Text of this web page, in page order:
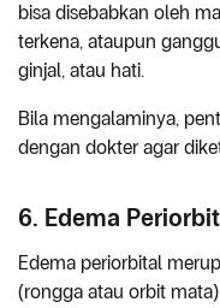
bisa disebabkan oleh
terkena, ataupun
ginjal, atau hati.
Bila mengalaminya,
dengan dokter agar
6. Edema
Edema periorbital
(rongga atau orbit